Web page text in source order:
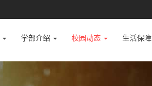
学部介绍 校园动态 生活保障